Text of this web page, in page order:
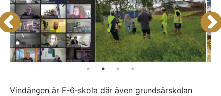
allt mer komplexa?
— Partnering i praktiken – Växjös nya simhall
går in i produktion
KONTAKT
Drottninggatan 6
541 31 Skövde
Vindängen är F-6-skola där även grundsärskolan